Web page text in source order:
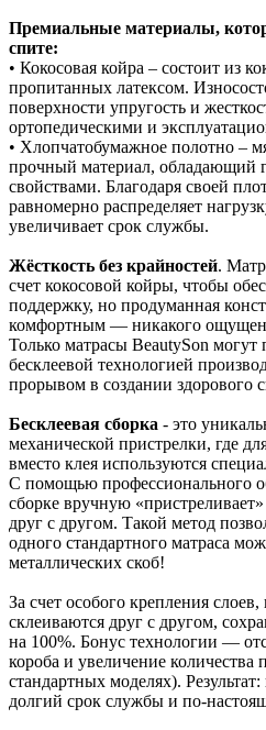
Премиальные материалы,
спите:
• Кокосовая койра – состоит из
пропитанных латексом.
поверхности упругость и
ортопедическими и
• Хлопчатобумажное полотно –
прочный материал, обладающий
свойствами. Благодаря своей
равномерно распределяет
увеличивает срок службы.
Жёсткость без крайностей.
счет кокосовой койры, чтобы
поддержку, но продуманная
комфортным — никакого
Только матрасы BeautySon могут
бесклеевой технологией
прорывом в создании здорового
Бесклеевая сборка - это
механической пристрелки, где
вместо клея используются
С помощью профессионального
сборке вручную
друг с другом. Такой метод
одного стандартного матраса
металлических скоб!
За счет особого крепления
склеиваются друг с другом,
на 100%. Бонус технологии —
короба и увеличение
стандартных моделях).
долгий срок службы и